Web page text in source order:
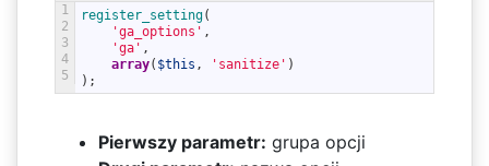
1
2
3
4
5
register_setting(
'ga_options' ,
'ga' ,
array( $this , 'sanitize' )
) ;
Pierwszy parametr: grupa opcji